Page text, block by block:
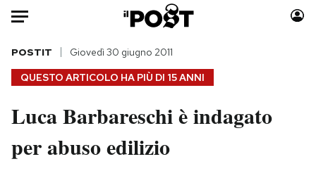
Auto
HOME
Italia
Politica
Moda
QUESTO ARTICOLO HA PIÙ DI 15 ANNI
POSTIT Giovedì 30 giugno 2011
Luca Barbareschi è indagato
per abuso edilizio